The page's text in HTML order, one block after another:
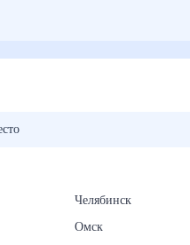
Челябинск
Омск